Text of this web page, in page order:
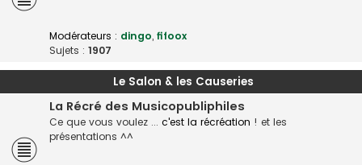
Modérateurs : dingo, fifoox
Sujets : 1907
Le Salon & les Causeries
La Récré des Musicopubliphiles
Ce que vous voulez ... c'est la récréation ! et les
présentations ^^